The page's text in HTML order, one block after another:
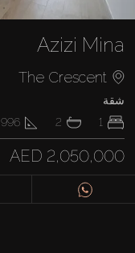
Azizi Mina
The Crescent
شقة
1
2
996
AED 2,050,000